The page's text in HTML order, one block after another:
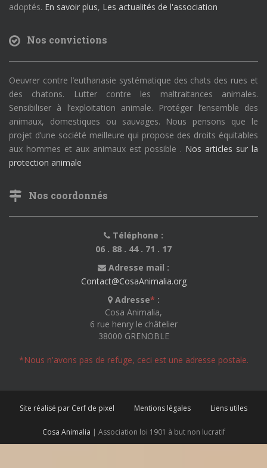
adoptés. En savoir plus, Les actualités de l'association
Nos convictions
Oeuvrer contre l’euthanasie systématique des chats des rues et
des chatons. Lutter contre les maltraitances animales.
Sensibiliser à l’exploitation animale. Protéger l’ensemble des
animaux, domestiques ou sauvages. Nous pensons que le
projet d’une société meilleure qui propose des droits équitables
aux hommes et aux animaux est possible . Nos articles sur la
protection animale
Nos coordonnés
Téléphone :
06 . 88 . 44 . 71 . 17
Adresse mail :
Contact@CosaAnimalia.org
Adresse* :
Cosa Animalia,
6 rue henry le châtelier
38000 GRENOBLE
*Nous n'avons pas de refuge, ceci est une adresse postale.
Site réalisé par Cerf de pixel Mentions légales Liens utiles
Cosa Animalia | Association loi 1901 à but non lucratif